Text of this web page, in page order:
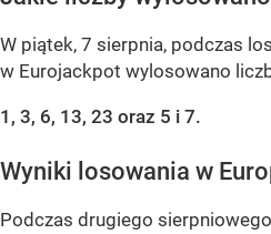
W piątek, 7 sierpnia, podczas
w Eurojackpot wylosowano
1, 3, 6, 13, 23 oraz 5 i 7.
Wyniki losowania w
Podczas drugiego